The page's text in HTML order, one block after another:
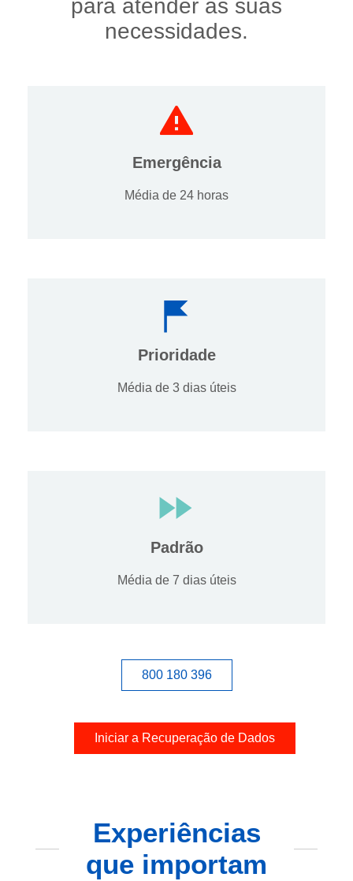
para atender às suas
necessidades.
Emergência
Média de 24 horas
Prioridade
Média de 3 dias úteis
Padrão
Média de 7 dias úteis
800 180 396
Iniciar a Recuperação de Dados
Experiências
que importam